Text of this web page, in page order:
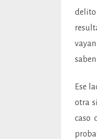
delito
Ese
otra
caso